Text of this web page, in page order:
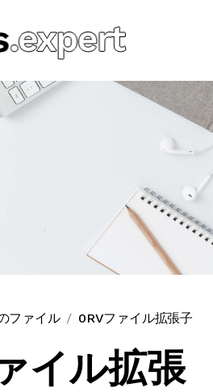
ファイル 0RVファイル拡張子
イル拡張